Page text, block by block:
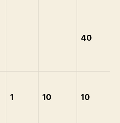
40
1 10 10